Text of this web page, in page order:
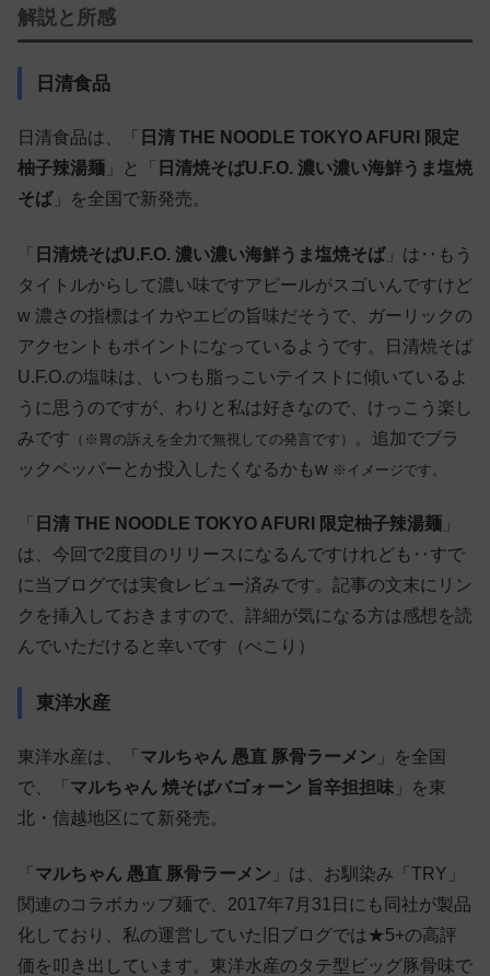
解説と所感
日清食品
日清食品は、「 日清 THE NOODLE TOKYO AFURI 限定
柚子辣湯麺 」と「 日清焼そばU.F.O. 濃い濃い海鮮うま塩焼
そば」を全国で新発売。
「 日清焼そばU.F.O. 濃い濃い海鮮うま塩焼そば」は‥もう
タイトルからして濃い味ですアピールがスゴいんですけど
w 濃さの指標はイカやエビの旨味だそうで、ガーリックの
アクセントもポイントになっているようです。日清焼そば
U.F.O.の塩味は、いつも脂っこいテイストに傾いているよ
うに思うのですが、わりと私は好きなので、けっこう楽し
みです （※胃の訴えを全力で無視しての発言です）
。追加でブラ
ックペッパーとか投入したくなるかもw ※イメージです。
「 日清 THE NOODLE TOKYO AFURI 限定柚子辣湯麺 」
は、今回で2度目のリリースになるんですけれども‥すで
に当ブログでは実食レビュー済みです。記事の文末にリン
クを挿入しておきますので、詳細が気になる方は感想を読
んでいただけると幸いです（ぺこり）
東洋水産
東洋水産は、「 マルちゃん 愚直 豚骨ラーメン 」を全国
で、「 マルちゃん 焼そばバゴォーン 旨辛担担味 」を東
北・信越地区にて新発売。
「 マルちゃん 愚直 豚骨ラーメン 」は、お馴染み「TRY」
関連のコラボカップ麺で、2017年7月31日にも同社が製品
化しており、私の運営していた旧ブログでは★5+の高評
価を叩き出しています。東洋水産のタテ型ビッグ豚骨味で